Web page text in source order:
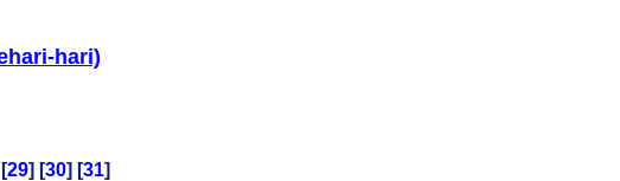
hari)
29] [30] [31]